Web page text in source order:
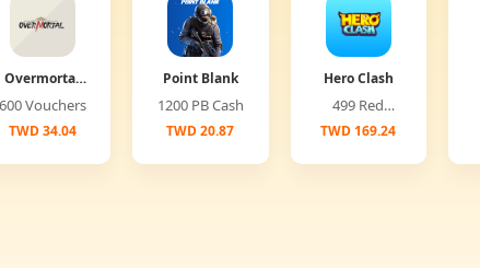
Overmortal
(Global)
600 Vouchers
TWD 34.04
Point Blank
1200 PB Cash
TWD 20.87
Hero Clash
499 Red
Diamonds
TWD 169.24